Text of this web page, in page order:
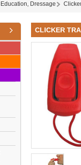
Education, Dressage
CLICKER